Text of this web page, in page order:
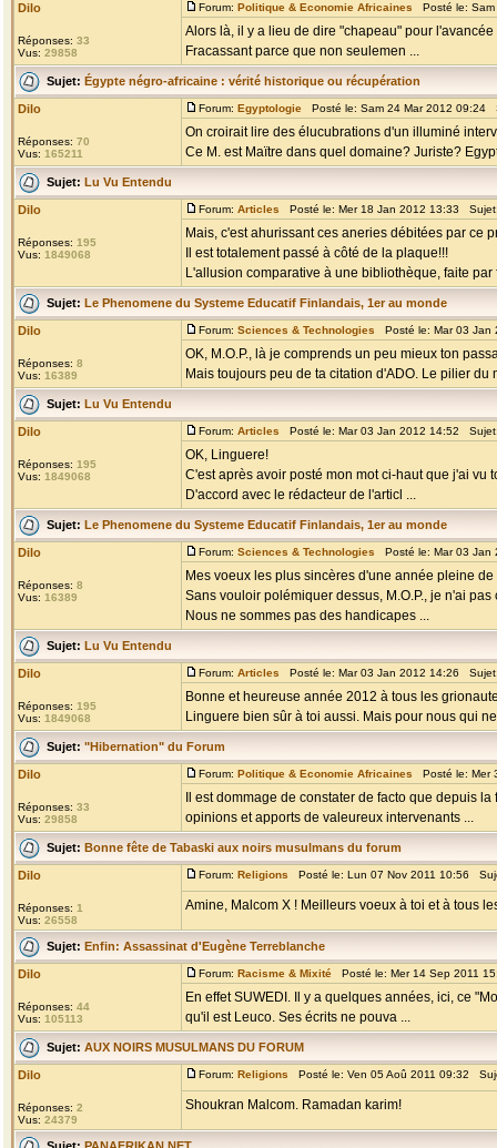
Dilo
Réponses: 33
Vus: 29858
Forum: Politique & Economie Africaines Posté le:
Alors là, il y a lieu de dire "chapeau" pour
Fracassant parce que non seulemen ...
Sujet: Égypte négro-africaine : vérité historique ou récupération
Dilo
Réponses: 70
Vus: 165211
Forum: Egyptologie Posté le: Sam 24 Mar 2012 09:24
On croirait lire des élucubrations d'un illuminé
Ce M. est Maïtre dans quel domaine? Juriste?
Sujet: Lu Vu Entendu
Dilo
Réponses: 195
Vus: 1849068
Forum: Articles Posté le: Mer 18 Jan 2012 13:33
Mais, c'est ahurissant ces aneries débitées par ce
Il est totalement passé à côté de la plaque!!!
L'allusion comparative à une bibliothèque, faite
Sujet: Le Phenomene du Systeme Educatif Finlandais, 1er au monde
Dilo
Réponses: 8
Vus: 16389
Forum: Sciences & Technologies Posté le: Mar 03
OK, M.O.P., là je comprends un peu mieux ton
Mais toujours peu de ta citation d'ADO. Le pilier du
Sujet: Lu Vu Entendu
Dilo
Réponses: 195
Vus: 1849068
Forum: Articles Posté le: Mar 03 Jan 2012 14:52
OK, Linguere!
C'est après avoir posté mon mot ci-haut que j'ai vu
D'accord avec le rédacteur de l'articl ...
Sujet: Le Phenomene du Systeme Educatif Finlandais, 1er au monde
Dilo
Réponses: 8
Vus: 16389
Forum: Sciences & Technologies Posté le: Mar 03
Mes voeux les plus sincères d'une année pleine
Sans vouloir polémiquer dessus, M.O.P., je n'ai
Nous ne sommes pas des handicapes ...
Sujet: Lu Vu Entendu
Dilo
Réponses: 195
Vus: 1849068
Forum: Articles Posté le: Mar 03 Jan 2012 14:26
Bonne et heureuse année 2012 à tous les
Linguere bien sûr à toi aussi. Mais pour nous qui
Sujet: "Hibernation" du Forum
Dilo
Réponses: 33
Vus: 29858
Forum: Politique & Economie Africaines Posté le: Mer
Il est dommage de constater de facto que depuis
opinions et apports de valeureux intervenants ...
Sujet: Bonne fête de Tabaski aux noirs musulmans du forum
Dilo
Réponses: 1
Vus: 26558
Forum: Religions Posté le: Lun 07 Nov 2011 10:56
Amine, Malcom X ! Meilleurs voeux à toi et à tous
Sujet: Enfin: Assassinat d'Eugène Terreblanche
Dilo
Réponses: 44
Vus: 105113
Forum: Racisme & Mixité Posté le: Mer 14 Sep 2011
En effet SUWEDI. Il y a quelques années, ici, ce
qu'il est Leuco. Ses écrits ne pouva ...
Sujet: AUX NOIRS MUSULMANS DU FORUM
Dilo
Réponses: 2
Vus: 24379
Forum: Religions Posté le: Ven 05 Aoû 2011 09:32
Shoukran Malcom. Ramadan karim!